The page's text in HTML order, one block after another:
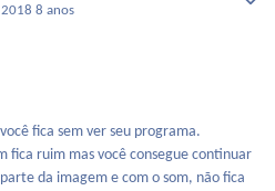
20188 anos
fica sem ver seu programa.
fica ruim mas você consegue continuar
da imagem e com o som, não fica